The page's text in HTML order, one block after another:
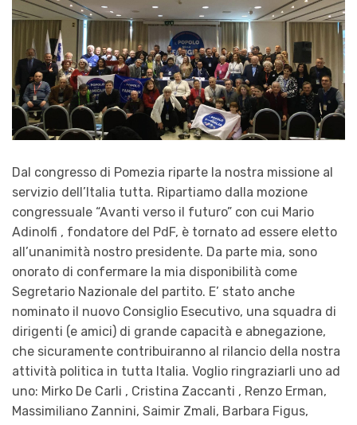
Dal congresso di Pomezia riparte la nostra missione al
servizio dell’Italia tutta. Ripartiamo dalla mozione
congressuale “Avanti verso il futuro” con cui Mario
Adinolfi , fondatore del PdF, è tornato ad essere eletto
all’unanimità nostro presidente. Da parte mia, sono
onorato di confermare la mia disponibilità come
Segretario Nazionale del partito. E’ stato anche
nominato il nuovo Consiglio Esecutivo, una squadra di
dirigenti (e amici) di grande capacità e abnegazione,
che sicuramente contribuiranno al rilancio della nostra
attività politica in tutta Italia. Voglio ringraziarli uno ad
uno: Mirko De Carli , Cristina Zaccanti , Renzo Erman,
Massimiliano Zannini, Saimir Zmali, Barbara Figus,